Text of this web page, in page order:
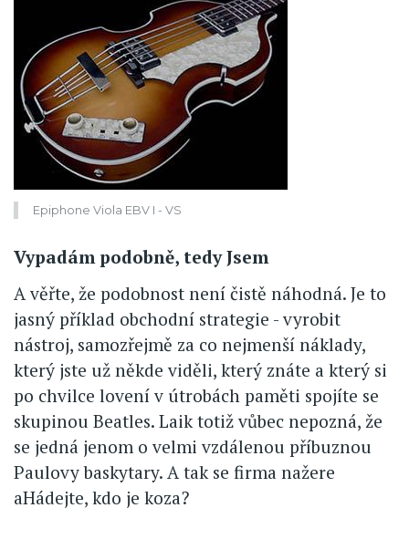
Epiphone Viola EBV I - VS
Vypadám podobně, tedy Jsem
A věřte, že podobnost není čistě náhodná. Je to
jasný příklad obchodní strategie - vyrobit
nástroj, samozřejmě za co nejmenší náklady,
který jste už někde viděli, který znáte a který si
po chvilce lovení v útrobách paměti spojíte se
skupinou Beatles. Laik totiž vůbec nepozná, že
se jedná jenom o velmi vzdálenou příbuznou
Paulovy baskytary. A tak se firma nažere
aHádejte, kdo je koza?